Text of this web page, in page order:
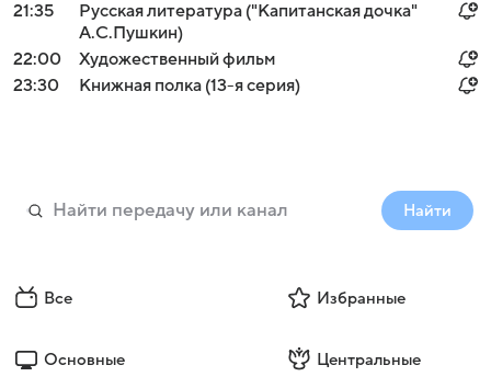
21:35
Русская литература ("Капитанская дочка"
А.С.Пушкин)
22:00
Художественный фильм
23:30
Книжная полка (13-я серия)
Найти
Все Избранные
Основные Центральные